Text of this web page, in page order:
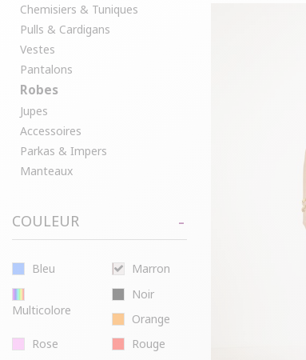
PULLS & CARDIGANS
VESTES
Chemisiers & Tuniques
Pulls & Cardigans
Vestes
Pantalons
Robes
Jupes
Accessoires
Parkas & Impers
Manteaux
COULEUR
Bleu Marron
Multicolore
Noir
Orange
Rose
Rouge